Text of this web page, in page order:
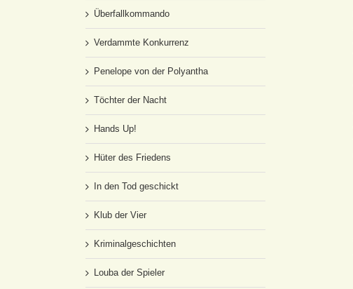
Überfallkommando
Verdammte Konkurrenz
Penelope von der Polyantha
Töchter der Nacht
Hands Up!
Hüter des Friedens
In den Tod geschickt
Klub der Vier
Kriminalgeschichten
Louba der Spieler